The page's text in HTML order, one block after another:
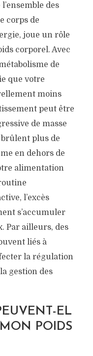
des
corps de
joue un rôle
corporel. Avec
de
que votre
moins
peut être
de masse
plus de
en dehors de
alimentation
l’excès
s’accumuler
Par ailleurs, des
liés à
la régulation
gestion des
EL
POIDS